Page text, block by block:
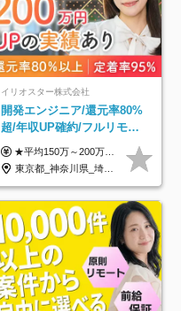
イリオスター株式会社
開発エンジニア/還元率80%
超/年収UP確約/フルリモ
OK/年休130日/平均残業7h/
約2万件の案件から選択
★平均150万～200万円年収UPを実現！ ★前職給与を100％保証！ ★案件内容の開示・明確な評価体制あり ⇒クライアント評価で即昇給を実現したケースも◎ ★年12回（毎月昇給チャンスあり） ■月給35万円～103万円 ※経験・能力・前職給与を考慮し、決定 ※上記給与には月30時間分(6万6500円以上)の固定残業代が含まれます。超過分は手当として別途支給します ※試用期間3ヶ月あり(期間中の給与・待遇面に差異はありません) ▼収入アップの実例をご紹介 ───────────── ★働き方改革をした30代男性（PG） 子どもが生まれたばかりなのに、忙しい現場で残業も月50～60時間が当たり前。 ⇒残業ほぼゼロ＆週3リモートの働き方に！しかも給与もアップ！ ★収入アップした30代男性（PM） 子供が3人いて家計も苦しく、残業代で稼ぐ日々… ⇒残業をたくさんしていた年収額より、100万円以上アップしました！
東京都_神奈川県_埼玉県_千葉県_大阪府_愛知県_北海道_青森県_岩手県_宮城県_秋田県_山形県_福島県_茨城県_栃木県_群馬県_新潟県_山梨県_長野県_富山県_石川県_福井県_静岡県_岐阜県_三重県_兵庫県_京都府_滋賀県_奈良県_和歌山県_広島県_岡山県_鳥取県_島根県_山口県_徳島県_香川県_愛媛県_高知県_福岡県_熊本県_佐賀県_長崎県_大分県_宮崎県_鹿児島県_沖縄県